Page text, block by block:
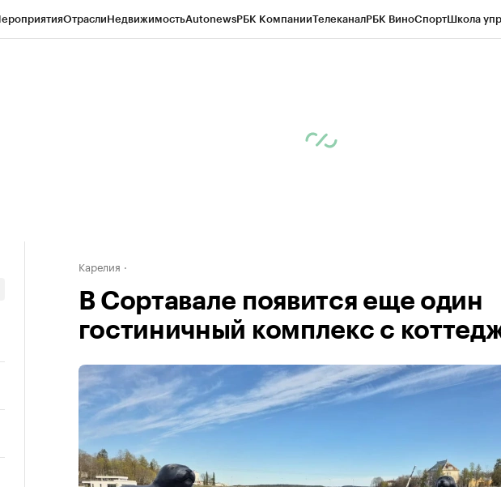
ОтраслиНедвижимостьAutonewsРБК КомпанииТелеканалРБК ВиноСпортШкола
Карелия
В Сортавале появится еще один
гостиничный комплекс с